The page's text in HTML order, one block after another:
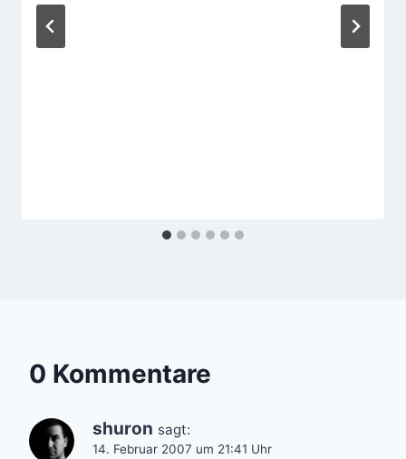
0 Kommentare
shuron sagt:
14. Februar 2007 um 21:41 Uhr